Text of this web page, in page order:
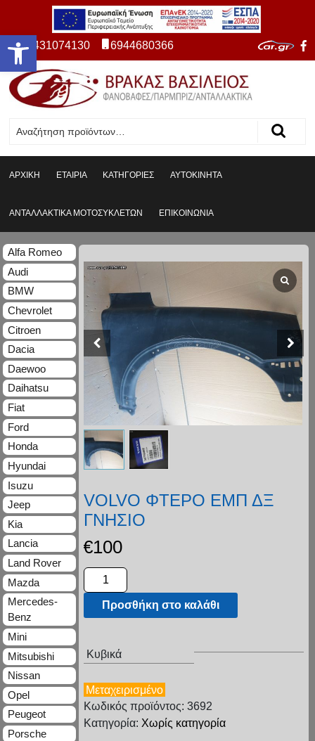
Ανοίξτε τη γραμμή εργαλείων 2431074130 6944680366
ΑΡΧΙΚΗ ΕΤΑΙΡΙΑ ΚΑΤΗΓΟΡΙΕΣ ΑΥΤΟΚΙΝΗΤΑ
ΑΝΤΑΛΛΑΚΤΙΚΑ ΜΟΤΟΣΥΚΛΕΤΩΝ ΕΠΙΚΟΙΝΩΝΙΑ
VOLVO ΦΤΕΡΟ ΕΜΠ ΔΞ
ΓΝΗΣΙΟ
€100
Προσθήκη στο καλάθι
Κυβικά
Μεταχειρισμένο
Κωδικός προϊόντος: 3692
Κατηγορία: Χωρίς κατηγορία
Alfa Romeo
Audi
BMW
Chevrolet
Citroen
Dacia
Daewoo
Daihatsu
Fiat
Ford
Honda
Hyundai
Isuzu
Jeep
Kia
Lancia
Land Rover
Mazda
Mercedes-
Benz
Mini
Mitsubishi
Nissan
Opel
Peugeot
Porsche